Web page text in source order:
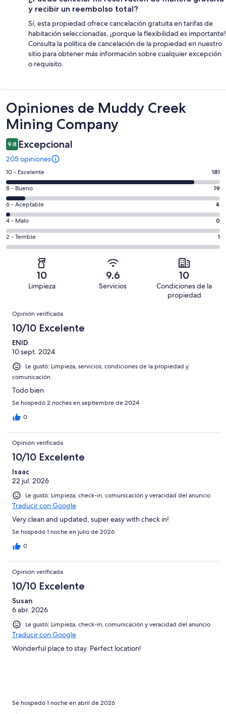
y recibir un reembolso total?
Sí, esta propiedad ofrece cancelación gratuita en tarifas de
habitación seleccionadas, ¡porque la flexibilidad es importante!
Consulta la política de cancelación de la propiedad en nuestro
sitio para obtener más información sobre cualquier excepción
o requisito.
Opiniones
Opiniones de Muddy Creek
Mining Company
9.8 Excepcional
205 opiniones
Puntuación
de
10,
es
decir,
Excelente.
Basada
en
opiniones
10 - Excelente 181
Puntuación
de
8,
es
decir,
Bueno.
8 - Bueno 19
Puntuación
de
6,
es
decir,
Aceptable.
205
opiniones
6 - Aceptable 4
Puntuación
de
4,
Basada
de
205
opiniones
4 - Malo 0
Puntuación
de
Terrible.
en
de
205
opiniones
2 - Terrible 1
10
Limpieza
9.6
Servicios
10
Condiciones de la
propiedad
Opiniones
Opinión verificada
10/10 Excelente
ENID
10 sept. 2024
Le gustó: Limpieza, servicios, condiciones de la propiedad y
comunicación
Todo bien
Se hospedó 2 noches en septiembre de 2024
0
Opinión verificada
10/10 Excelente
Isaac
22 jul. 2026
Le gustó: Limpieza, check-in, comunicación y veracidad del anuncio
Traducir con Google
Very clean and updated, super easy with check in!
Se hospedó 1 noche en julio de 2026
0
Opinión verificada
10/10 Excelente
Susan
6 abr. 2026
Le gustó: Limpieza, check-in, comunicación y veracidad del anuncio
Traducir con Google
Wonderful place to stay. Perfect location!
Se hospedó 1 noche en abril de 2026